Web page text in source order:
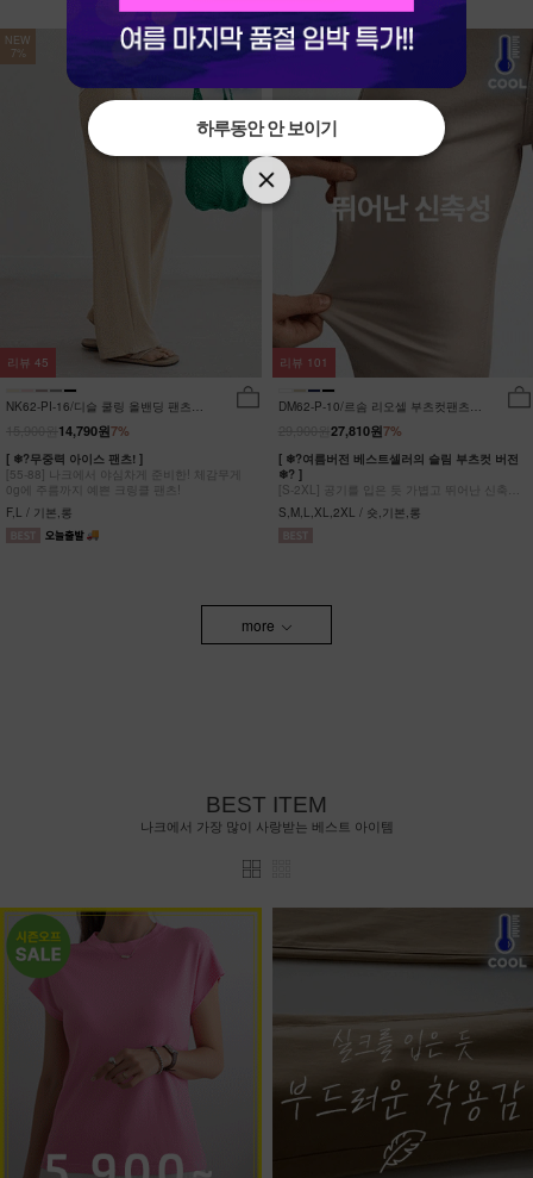
NEW
7%
NK62-PI-16/디슬 쿨링 올밴딩 팬츠
7%
14,790원
[ ❄?무중력 아이스 팬츠! ]
[55-88] 나크에서 야심차게 준비한! 체감무게
0g에 주름까지 예쁜 크링클 팬츠!
F,L / 기본,롱
리뷰 45
NEW
7%
DM62-P-10/르솜 리오셀 부츠컷팬츠
7%
27,810원
[ ❄?여름버전 베스트셀러의 슬림 부츠컷 버전
❄? ]
[S-2XL] 공기를 입은 듯 가볍고 뛰어난 신축성
원단에 슬림함을 더한 부츠컷 팬츠!
S,M,L,XL,2XL / 숏,기본,롱
리뷰 101
more
BEST ITEM
나크에서 가장 많이 사랑받는 베스트 아이템
하루동안 안 보이기
하루동안 안 보이기